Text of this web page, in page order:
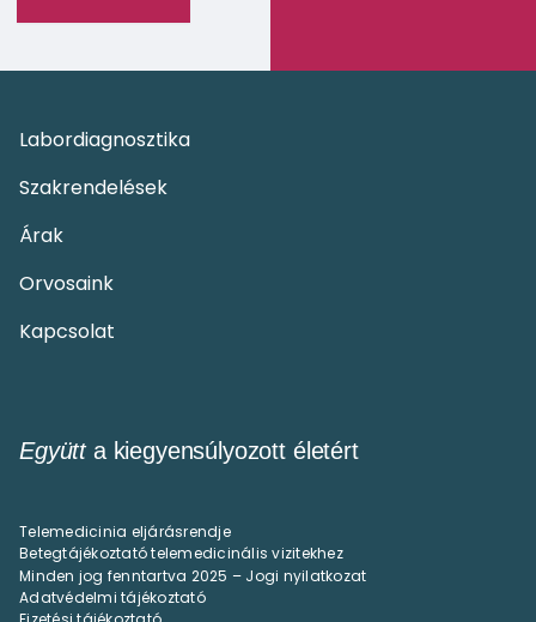
Labordiagnosztika
Szakrendelések
Árak
Orvosaink
Kapcsolat
Együtta kiegyensúlyozott életért
Telemedicinia eljárásrendje
Betegtájékoztató telemedicinális vizitekhez
Minden jog fenntartva 2025 – Jogi nyilatkozat
Adatvédelmi tájékoztató